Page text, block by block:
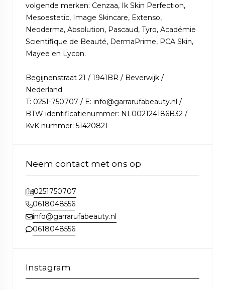
volgende merken: Cenzaa, Ik Skin Perfection,
Mesoestetic, Image Skincare, Extenso,
Neoderma, Absolution, Pascaud, Tyro, Académie
Scientifique de Beauté, DermaPrime, PCA Skin,
Mayee en Lycon.
Begijnenstraat 21 / 1941BR / Beverwijk /
Nederland
T: 0251-750707 / E: info@garrarufabeauty.nl /
BTW identificatienummer: NL002124186B32 /
KvK nummer: 51420821
Neem contact met ons op
0251750707
0618048556
info@garrarufabeauty.nl
0618048556
Instagram